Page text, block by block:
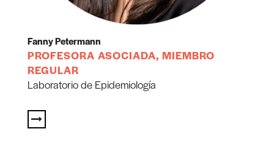
Fanny Petermann
PROFESORA ASOCIADA, MIEMBRO
REGULAR
Laboratorio de Epidemiología